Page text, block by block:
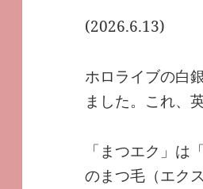
(2026.6.13)
ホロライブの白
ました。これ、
「まつエク」は
のまつ毛（エク